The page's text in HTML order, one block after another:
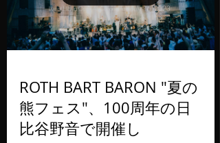
ROTH BART BARON "夏の
熊フェス"、100周年の日
比谷野音で開催し